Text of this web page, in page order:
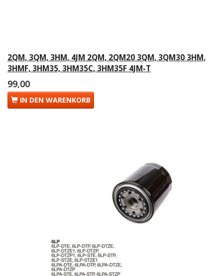
2QM, 3QM, 3HM, 4JM 2QM, 2QM20 3QM, 3QM30 3HM,
3HMF, 3HM35, 3HM35C, 3HM35F 4JM-T
99,00
IN DEN WARENKORB